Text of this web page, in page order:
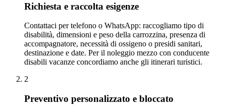
Richiesta e raccolta esigenze
Contattaci per telefono o WhatsApp: raccogliamo tipo di
disabilità, dimensioni e peso della carrozzina, presenza di
accompagnatore, necessità di ossigeno o presidi sanitari,
destinazione e date. Per il noleggio mezzo con conducente
disabili vacanze concordiamo anche gli itinerari turistici.
2
Preventivo personalizzato e bloccato